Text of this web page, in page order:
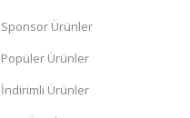
Sponsor Ürünler
Popüler Ürünler
İndirimli Ürünler